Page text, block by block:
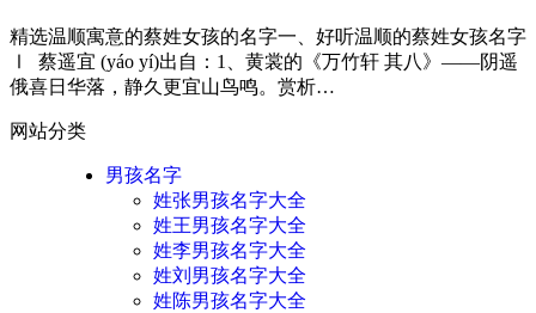
精选温顺寓意的蔡姓女孩的名字一、好听温顺的蔡姓女孩名字
Ⅰ 蔡遥宜 (yáo yí)出自：1、黄裳的《万竹轩 其八》——阴遥
俄喜日华落，静久更宜山鸟鸣。赏析…
网站分类
男孩名字
姓张男孩名字大全
姓王男孩名字大全
姓李男孩名字大全
姓刘男孩名字大全
姓陈男孩名字大全